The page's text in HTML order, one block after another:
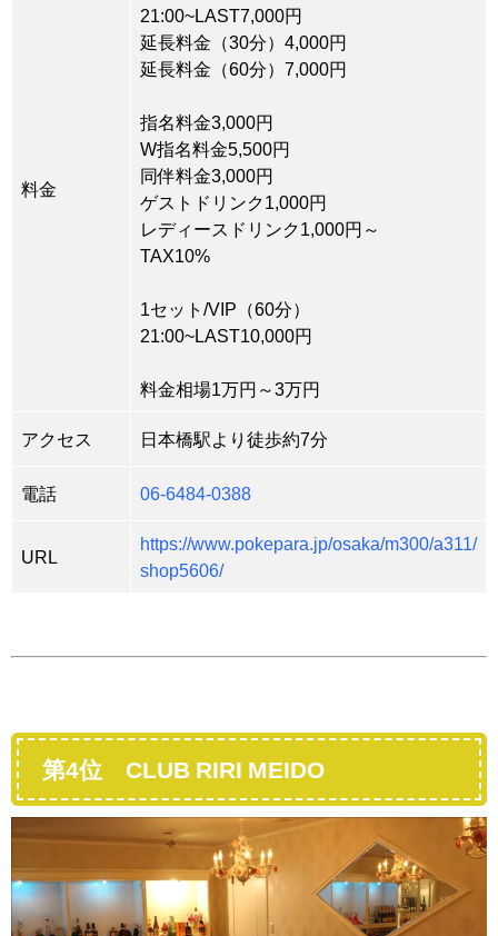
料金
21:00~LAST7,000円
延長料金（30分）4,000円
延長料金（60分）7,000円
指名料金3,000円
W指名料金5,500円
同伴料金3,000円
ゲストドリンク1,000円
レディースドリンク1,000円～
TAX10%
1セット/VIP（60分）
21:00~LAST10,000円
料金相場1万円～3万円
アクセス 日本橋駅より徒歩約7分
電話 06-6484-0388
URL
https://www.pokepara.jp/osaka/m300/a311/
shop5606/
第4位 CLUB RIRI MEIDO